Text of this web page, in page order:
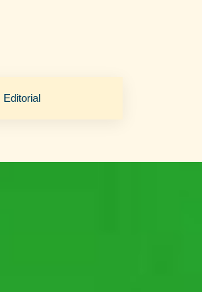
Editorial